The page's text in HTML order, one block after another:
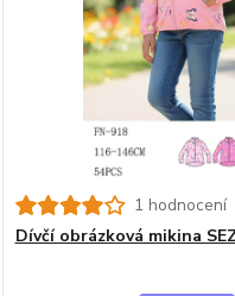
1 hodnocení
Dívčí obrázková mikina